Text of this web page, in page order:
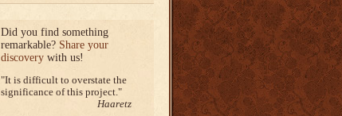
Did you find something
remarkable? Share your
discovery with us!
It is difficult to overstate the
significance of this project.
Haaretz